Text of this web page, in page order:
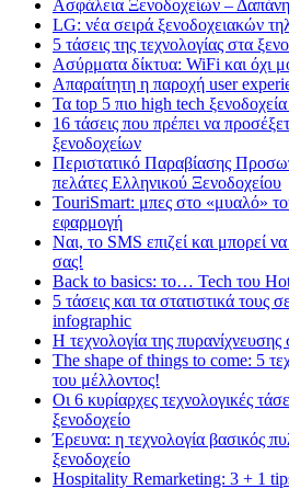
Ασφάλεια Ξενοδοχείων –
LG: νέα σειρά ξενοδοχειακών
5 τάσεις της τεχνολογίας στα
Ασύρματα δίκτυα: WiFi και όχι
Απαραίτητη η παροχή user
Τα top 5 πιο high tech
16 τάσεις που πρέπει να
ξενοδοχείων
Περιστατικό Παραβίασης
πελάτες Ελληνικού Ξενοδοχείου
TouriSmart: μπες στο «μυαλό»
εφαρμογή
Ναι, το SMS επιζεί και μπορεί
σας!
Back to basics: το… Tech του
5 τάσεις και τα στατιστικά τους
infographic
Η τεχνολογία της πυρανίχνευσης
The shape of things to come: 5
του μέλλοντος!
Οι 6 κυρίαρχες τεχνολογικές
ξενοδοχείο
Έρευνα: η τεχνολογία βασικός
ξενοδοχείο
Hospitality Remarketing: 3 + 1